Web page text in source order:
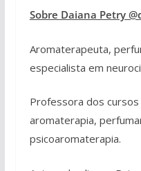
Sobre Daiana Petry
Aromaterapeuta,
especialista em
Professora dos
aromaterapia,
psicoaromaterapia.